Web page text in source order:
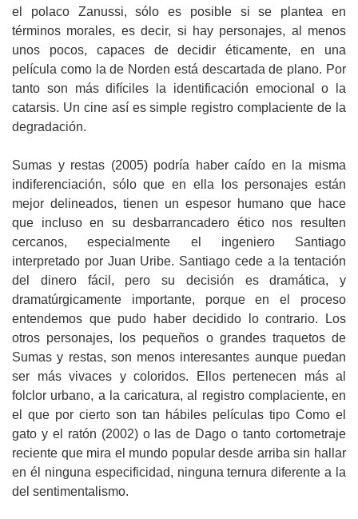
el polaco Zanussi, sólo es posible si se plantea en
términos morales, es decir, si hay personajes, al menos
unos pocos, capaces de decidir éticamente, en una
película como la de Norden está descartada de plano. Por
tanto son más difíciles la identificación emocional o la
catarsis. Un cine así es simple registro complaciente de la
degradación.
Sumas y restas (2005) podría haber caído en la misma
indiferenciación, sólo que en ella los personajes están
mejor delineados, tienen un espesor humano que hace
que incluso en su desbarrancadero ético nos resulten
cercanos, especialmente el ingeniero Santiago
interpretado por Juan Uribe. Santiago cede a la tentación
del dinero fácil, pero su decisión es dramática, y
dramatúrgicamente importante, porque en el proceso
entendemos que pudo haber decidido lo contrario. Los
otros personajes, los pequeños o grandes traquetos de
Sumas y restas, son menos interesantes aunque puedan
ser más vivaces y coloridos. Ellos pertenecen más al
folclor urbano, a la caricatura, al registro complaciente, en
el que por cierto son tan hábiles películas tipo Como el
gato y el ratón (2002) o las de Dago o tanto cortometraje
reciente que mira el mundo popular desde arriba sin hallar
en él ninguna especificidad, ninguna ternura diferente a la
del sentimentalismo.